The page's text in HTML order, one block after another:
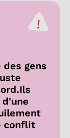
gens
conflit